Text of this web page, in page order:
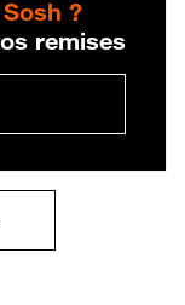
?
remises